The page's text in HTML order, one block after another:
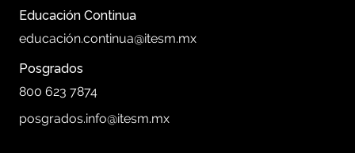
Educación Continua
educación.continua@itesm.mx
Posgrados
800 623 7874
posgrados.info@itesm.mx